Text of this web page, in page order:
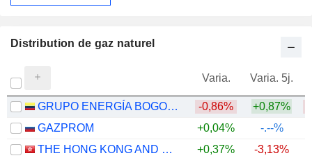
Distribution de gaz naturel
Varia. Varia. 5j.
GRUPO ENERGÍA BOGOTÁ S.A. E.S.P. -0,86% +0,87%
GAZPROM
+0,04%
-.--%
THE HONG KONG AND CHINA GAS COMPANY LIMITED
+0,37% -3,13%